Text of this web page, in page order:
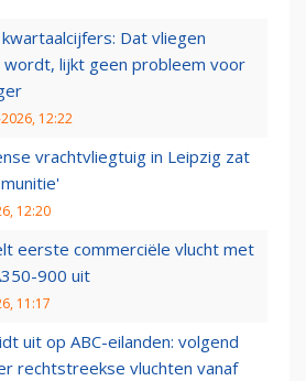
Dat vliegen
wordt, lijkt geen probleem voor
12:22
vrachtvliegtuig in Leipzig zat
12:20
eerste commerciële vlucht met
900 uit
11:17
uit op ABC-eilanden: volgend
rechtstreekse vluchten vanaf